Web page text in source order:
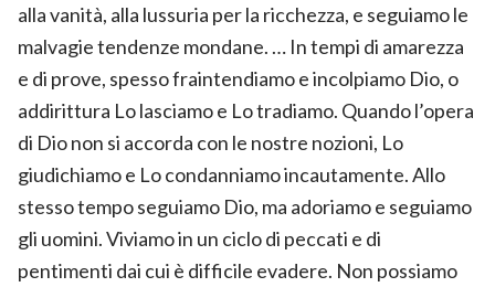
alla vanità, alla lussuria per la ricchezza, e seguiamo le
malvagie tendenze mondane. … In tempi di amarezza
e di prove, spesso fraintendiamo e incolpiamo Dio, o
addirittura Lo lasciamo e Lo tradiamo. Quando l’opera
di Dio non si accorda con le nostre nozioni, Lo
giudichiamo e Lo condanniamo incautamente. Allo
stesso tempo seguiamo Dio, ma adoriamo e seguiamo
gli uomini. Viviamo in un ciclo di peccati e di
pentimenti dai cui è difficile evadere. Non possiamo